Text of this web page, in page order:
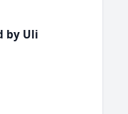
by Uli